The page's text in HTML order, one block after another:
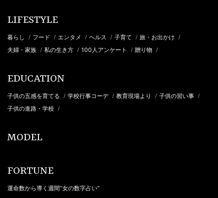
LIFESTYLE
暮らし / フード / エンタメ / ヘルス / 子育て / 旅・お出かけ /
夫婦・家族 / 私の生き方 / 100人アンケート / 贈り物 /
EDUCATION
子供の五感を育てる / 学校行事コーデ / 教育現場より / 子供の習い事 /
子供の進路・学校 /
MODEL
FORTUNE
運命数から導く週間“女の数字占い”